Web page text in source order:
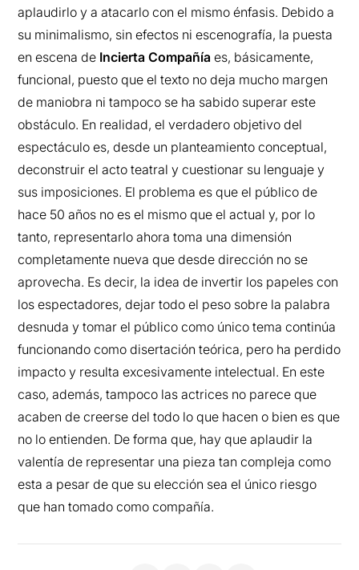
aplaudirlo y a atacarlo con el mismo énfasis. Debido a
su minimalismo, sin efectos ni escenografía, la puesta
en escena de Incierta Compañía es, básicamente,
funcional, puesto que el texto no deja mucho margen
de maniobra ni tampoco se ha sabido superar este
obstáculo. En realidad, el verdadero objetivo del
espectáculo es, desde un planteamiento conceptual,
deconstruir el acto teatral y cuestionar su lenguaje y
sus imposiciones. El problema es que el público de
hace 50 años no es el mismo que el actual y, por lo
tanto, representarlo ahora toma una dimensión
completamente nueva que desde dirección no se
aprovecha. Es decir, la idea de invertir los papeles con
los espectadores, dejar todo el peso sobre la palabra
desnuda y tomar el público como único tema continúa
funcionando como disertación teórica, pero ha perdido
impacto y resulta excesivamente intelectual. En este
caso, además, tampoco las actrices no parece que
acaben de creerse del todo lo que hacen o bien es que
no lo entienden. De forma que, hay que aplaudir la
valentía de representar una pieza tan compleja como
esta a pesar de que su elección sea el único riesgo
que han tomado como compañía.